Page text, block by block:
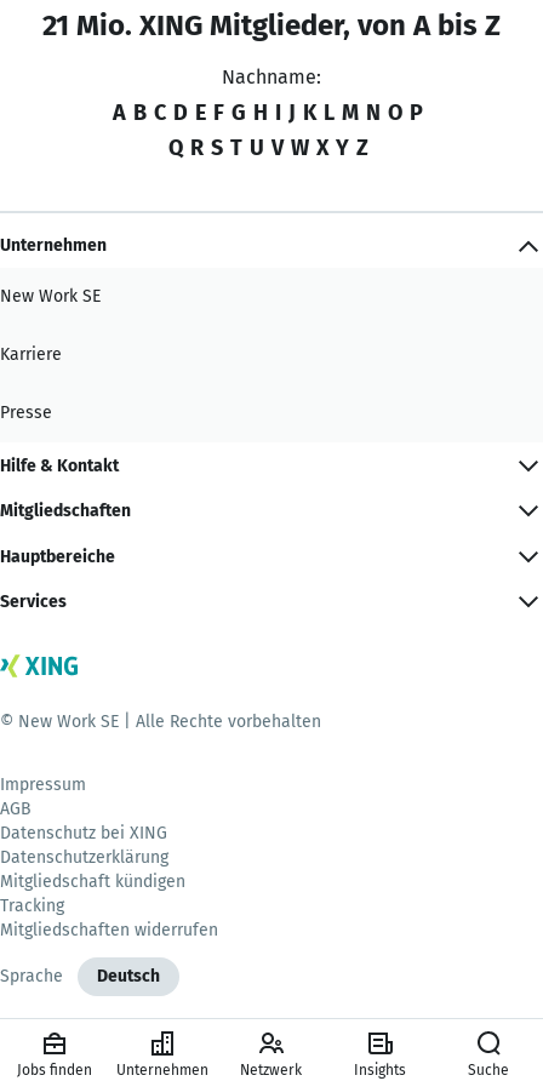
21 Mio. XING Mitglieder, von A bis Z
Nachname:
A B C D E F G H I J K L M N O P
Q R S T U V W X Y Z
Unternehmen
New Work SE
Karriere
Presse
Hilfe & Kontakt
Mitgliedschaften
Hauptbereiche
Services
© New Work SE | Alle Rechte vorbehalten
Impressum
AGB
Datenschutz bei XING
Datenschutzerklärung
Mitgliedschaft kündigen
Tracking
Mitgliedschaften widerrufen
Sprache Deutsch
Jobs finden Unternehmen Netzwerk Insights Suche